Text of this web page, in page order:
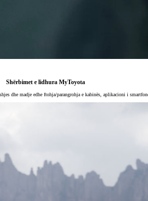
Shërbimet e lidhura MyToyota
dhe madje edhe ftohja/parangrohja e kabinës, aplikacioni i